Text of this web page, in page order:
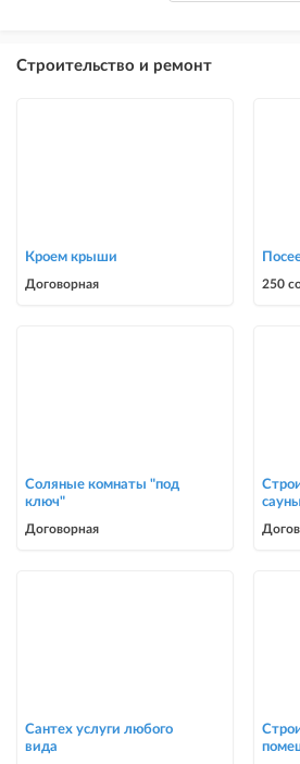
Строительство и ремонт
Кроем крыши
Договорная 250
Соляные комнаты "под
ключ"
Договорная
Сантех услуги любого
вида